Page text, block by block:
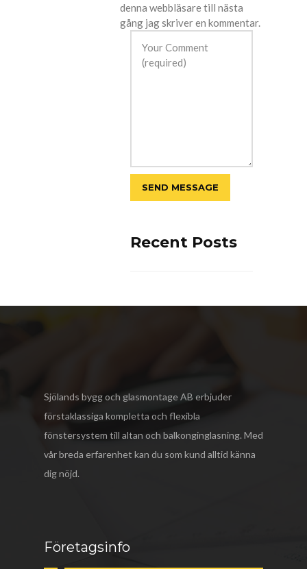
denna webbläsare till nästa
gång jag skriver en kommentar.
Recent Posts
Sjölands bygg och glasmontage AB erbjuder
förstaklassiga kompletta och flexibla
fönstersystem till altan och balkonginglasning. Med
vår breda erfarenhet kan du som kund alltid känna
dig nöjd.
Företagsinfo